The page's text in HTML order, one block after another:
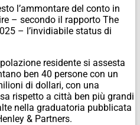
l’ammontare del conto in
– secondo il rapporto The
– l’invidiabile status di
residente si assesta
ben 40 persone con un
di dollari, con una
rispetto a città ben più grandi
nella graduatoria pubblicata
& Partners.